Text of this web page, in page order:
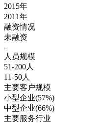
2015年
2011年
融资情况
未融资
-
人员规模
51-200人
11-50人
主要客户规模
小型企业(57%)
中型企业(66%)
主要服务行业